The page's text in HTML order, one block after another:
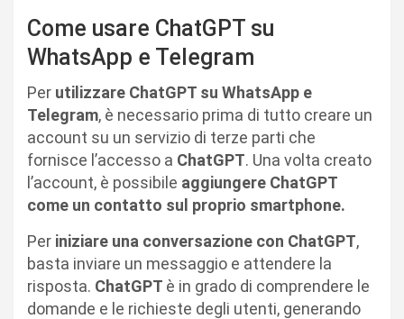
Come usare ChatGPT su
WhatsApp e Telegram
Per utilizzare ChatGPT su WhatsApp e
Telegram, è necessario prima di tutto creare un
account su un servizio di terze parti che
fornisce l’accesso a ChatGPT. Una volta creato
l’account, è possibile aggiungere ChatGPT
come un contatto sul proprio smartphone.
Per iniziare una conversazione con ChatGPT,
basta inviare un messaggio e attendere la
risposta. ChatGPT è in grado di comprendere le
domande e le richieste degli utenti, generando